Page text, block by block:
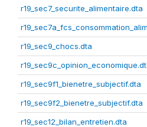
r19_sec7_securite_alimentaire.dta
r19_sec9_chocs.dta
r19_sec9f1_bienetre_subjectif.dta
r19_sec9f2_bienetre_subjectif.dta
r19_sec12_bilan_entretien.dta